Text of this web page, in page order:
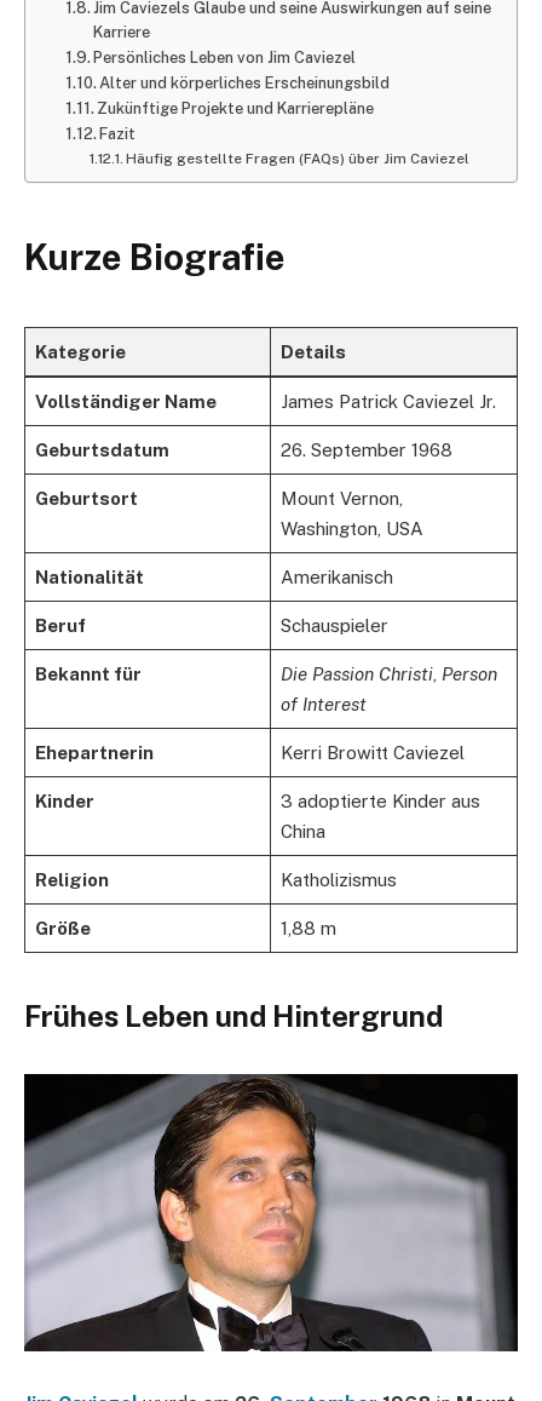
Jim Caviezels Glaube und seine Auswirkungen auf seine
Karriere
Persönliches Leben von Jim Caviezel
Alter und körperliches Erscheinungsbild
Zukünftige Projekte und Karrierepläne
Fazit
Häufig gestellte Fragen (FAQs) über Jim Caviezel
Kurze Biografie
Kategorie Details
Vollständiger Name James Patrick Caviezel Jr.
Geburtsdatum 26. September 1968
Geburtsort
Mount Vernon,
Washington, USA
Nationalität Amerikanisch
Beruf Schauspieler
Bekannt für Die Passion Christi, Person
of Interest
Ehepartnerin Kerri Browitt Caviezel
Kinder
3 adoptierte Kinder aus
China
Religion Katholizismus
Größe 1,88 m
Frühes Leben und Hintergrund